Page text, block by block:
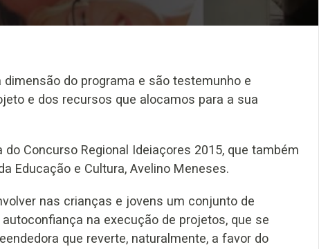
do programa e são testemunho e
e dos recursos que alocamos para a sua
Concurso Regional Ideiaçores 2015, que também
Educação e Cultura, Avelino Meneses.
nas crianças e jovens um conjunto de
na execução de projetos, que se
que reverte, naturalmente, a favor do